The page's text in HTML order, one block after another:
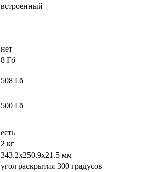
встроенный
нет
8 Гб
508 Гб
500 Гб
есть
2 кг
343.2x250.9x21.5 мм
угол раскрытия 300 градусов